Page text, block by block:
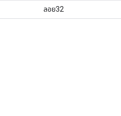
ลอย32